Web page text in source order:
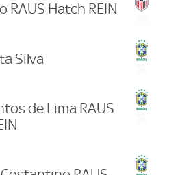
RAUS Hatch REIN
Silva
de Lima RAUS